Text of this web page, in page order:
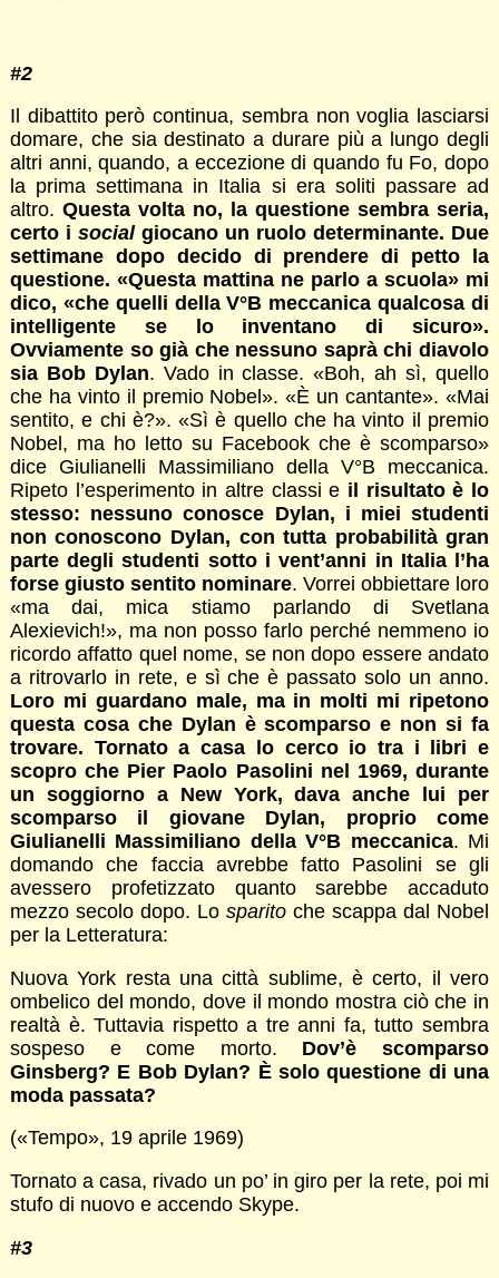
#2
Il dibattito però continua, sembra non voglia lasciarsi
domare, che sia destinato a durare più a lungo degli
altri anni, quando, a eccezione di quando fu Fo, dopo
la prima settimana in Italia si era soliti passare ad
altro. Questa volta no, la questione sembra seria,
certo i socialgiocano un ruolo determinante. Due
settimane dopo decido di prendere di petto la
questione. «Questa mattina ne parlo a scuola» mi
dico, «che quelli della V°B meccanica qualcosa di
intelligente se lo inventano di sicuro».
Ovviamente so già che nessuno saprà chi diavolo
sia Bob Dylan. Vado in classe. «Boh, ah sì, quello
che ha vinto il premio Nobel». «È un cantante». «Mai
sentito, e chi è?». «Sì è quello che ha vinto il premio
Nobel, ma ho letto su Facebook che è scomparso»
dice Giulianelli Massimiliano della V°B meccanica.
Ripeto l’esperimento in altre classi e il risultato è lo
stesso: nessuno conosce Dylan, i miei studenti
non conoscono Dylan, con tutta probabilità gran
parte degli studenti sotto i vent’anni in Italia l’ha
forse giusto sentito nominare. Vorrei obbiettare loro
«ma dai, mica stiamo parlando di Svetlana
Alexievich!», ma non posso farlo perché nemmeno io
ricordo affatto quel nome, se non dopo essere andato
a ritrovarlo in rete, e sì che è passato solo un anno.
Loro mi guardano male, ma in molti mi ripetono
questa cosa che Dylan è scomparso e non si fa
trovare. Tornato a casa lo cerco io tra i libri e
scopro che Pier Paolo Pasolini nel 1969, durante
un soggiorno a New York, dava anche lui per
scomparso il giovane Dylan, proprio come
Giulianelli Massimiliano della V°B meccanica. Mi
domando che faccia avrebbe fatto Pasolini se gli
avessero profetizzato quanto sarebbe accaduto
mezzo secolo dopo. Lo sparito che scappa dal Nobel
per la Letteratura:
Nuova York resta una città sublime, è certo, il vero
ombelico del mondo, dove il mondo mostra ciò che in
realtà è. Tuttavia rispetto a tre anni fa, tutto sembra
sospeso e come morto. Dov’è scomparso
Ginsberg? E Bob Dylan? È solo questione di una
moda passata?
(«Tempo», 19 aprile 1969)
Tornato a casa, rivado un po’ in giro per la rete, poi mi
stufo di nuovo e accendo Skype.
#3